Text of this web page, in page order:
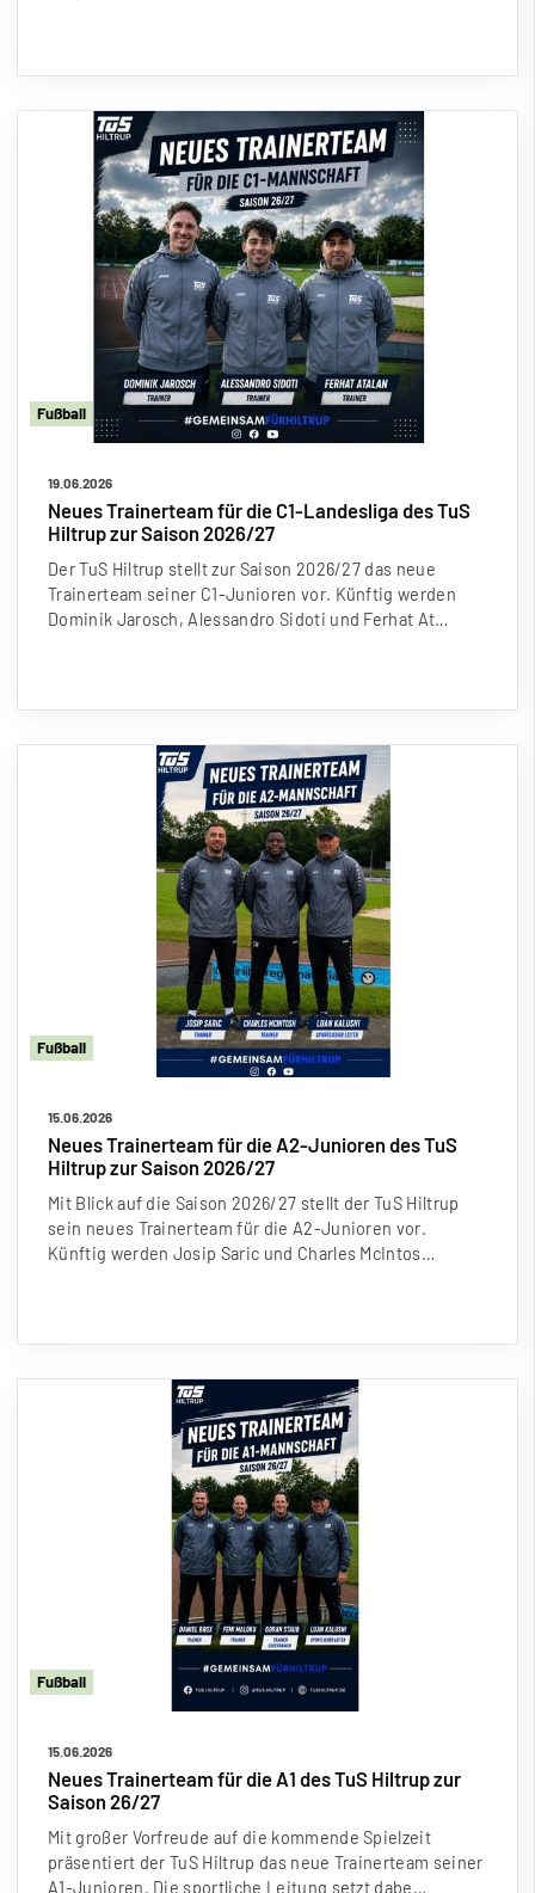
Fußball
19.06.2026
Neues Trainerteam für die C1-Landesliga des TuS
Hiltrup zur Saison 2026/27
Der TuS Hiltrup stellt zur Saison 2026/27 das neue
Trainerteam seiner C1-Junioren vor. Künftig werden
Dominik Jarosch, Alessandro Sidoti und Ferhat At…
Fußball
15.06.2026
Neues Trainerteam für die A2-Junioren des TuS
Hiltrup zur Saison 2026/27
Mit Blick auf die Saison 2026/27 stellt der TuS Hiltrup
sein neues Trainerteam für die A2-Junioren vor.
Künftig werden Josip Saric und Charles McIntos…
Fußball
15.06.2026
Neues Trainerteam für die A1 des TuS Hiltrup zur
Saison 26/27
Mit großer Vorfreude auf die kommende Spielzeit
präsentiert der TuS Hiltrup das neue Trainerteam seiner
A1-Junioren. Die sportliche Leitung setzt dabe…